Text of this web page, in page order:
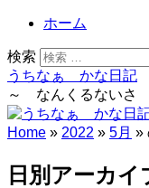
ホーム
検索
うちなぁ かな日記
～ なんくるないさ
Home » 2022 » 5月 »
日別アーカイ